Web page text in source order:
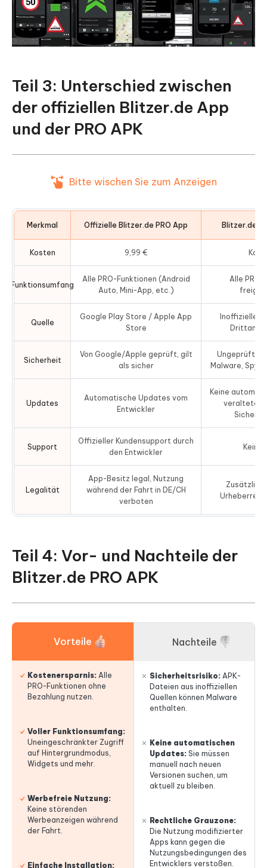
Teil 3: Unterschied zwischen
der offiziellen Blitzer.de App
und der PRO APK
Bitte wischen Sie zum Anzeigen
Merkmal Offizielle Blitzer.de PRO App Blitzer.de
Kosten 9,99 €
Funktionsumfang
Alle PRO-Funktionen (Android
Auto, Mini-App, etc.)
Alle PRO-
Quelle
Google Play Store / Apple App
Store
Inoffizielle
Sicherheit
Von Google/Apple geprüft, gilt
als sicher
Ungeprüft,
Malware,
Updates
Automatische Updates vom
Entwickler
Keine
veraltete
Support
Offizieller Kundensupport durch
den Entwickler
Kein
Legalität
App-Besitz legal, Nutzung
während der Fahrt in DE/CH
verboten
Zusätzlich
Teil 4: Vor- und Nachteile der
Blitzer.de PRO APK
Vorteile
Kostenersparnis: Alle
PRO-Funktionen ohne
Bezahlung nutzen.
Voller Funktionsumfang:
Uneingeschränkter Zugriff
auf Hintergrundmodus,
Widgets und mehr.
Werbefreie Nutzung:
Keine störenden
Werbeanzeigen während
der Fahrt.
Einfache Installation:
Nachteile
Sicherheitsrisiko: APK-
Dateien aus inoffiziellen
Quellen können Malware
enthalten.
Keine automatischen
Updates: Sie müssen
manuell nach neuen
Versionen suchen, um
aktuell zu bleiben.
Rechtliche Grauzone:
Die Nutzung modifizierter
Apps kann gegen die
Nutzungsbedingungen des
Entwicklers verstoßen.